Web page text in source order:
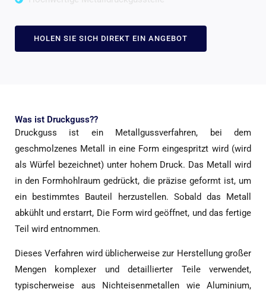
HOLEN SIE SICH DIREKT EIN ANGEBOT
Was ist Druckguss??
Druckguss ist ein Metallgussverfahren, bei dem
geschmolzenes Metall in eine Form eingespritzt wird (wird
als Würfel bezeichnet) unter hohem Druck. Das Metall wird
in den Formhohlraum gedrückt, die präzise geformt ist, um
ein bestimmtes Bauteil herzustellen. Sobald das Metall
abkühlt und erstarrt, Die Form wird geöffnet, und das fertige
Teil wird entnommen.
Dieses Verfahren wird üblicherweise zur Herstellung großer
Mengen komplexer und detaillierter Teile verwendet,
typischerweise aus Nichteisenmetallen wie Aluminium,